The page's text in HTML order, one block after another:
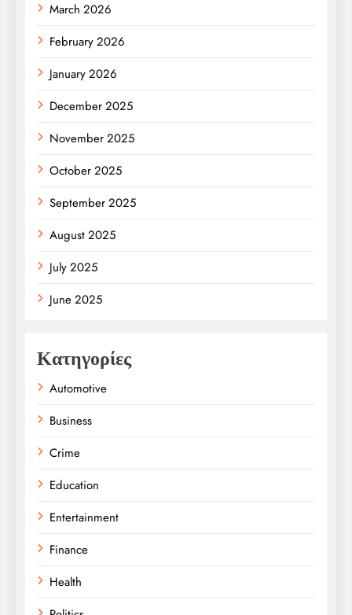
March 2026
February 2026
January 2026
December 2025
November 2025
October 2025
September 2025
August 2025
July 2025
June 2025
Κατηγορίες
Automotive
Business
Crime
Education
Entertainment
Finance
Health